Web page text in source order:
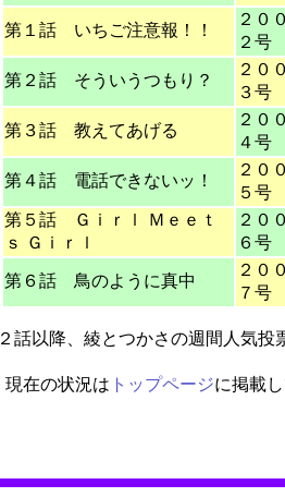
第１話 いちご注意報！！
２０
２号
第２話 そういうつもり？
２０
３号
第３話 教えてあげる
２０
４号
第４話 電話できないッ！
２０
５号
第５話 Ｇｉｒｌ Ｍｅｅｔ
ｓ Ｇｉｒｌ
２０
６号
第６話 鳥のように真中
２０
７号
２話以降、綾とつかさの週間人気
現在の状況は トップページに掲載